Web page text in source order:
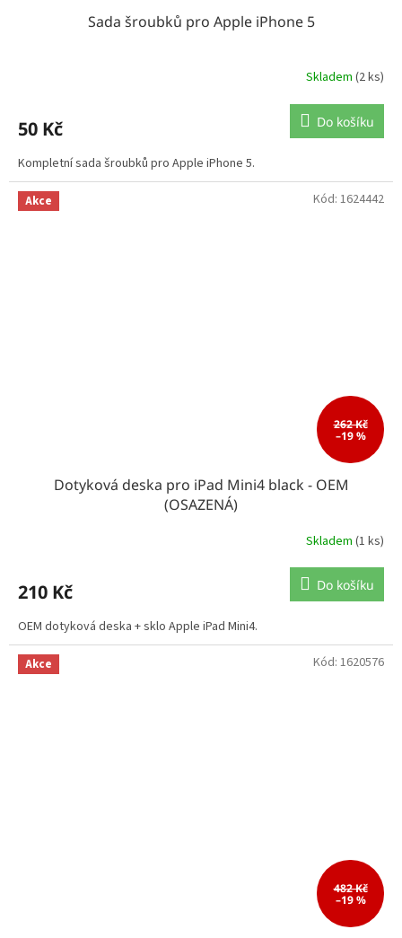
Sada šroubků pro Apple iPhone 5
Skladem (2 ks)
50 Kč Do košíku
Kompletní sada šroubků pro Apple iPhone 5.
Akce
262 Kč
–19 %
Dotyková deska pro iPad Mini4 black - OEM
(OSAZENÁ)
Skladem (1 ks)
210 Kč Do košíku
OEM dotyková deska + sklo Apple iPad Mini4.
Kód: 1624442
Akce
482 Kč
–19 %
Kód: 1620576